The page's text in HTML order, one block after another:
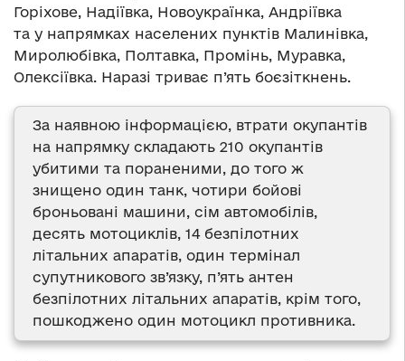
Горіхове, Надіївка, Новоукраїнка, Андріївка
та у напрямках населених пунктів Малинівка,
Миролюбівка, Полтавка, Промінь, Муравка,
Олексіївка. Наразі триває п’ять боєзіткнень.
За наявною інформацією, втрати окупантів
на напрямку складають 210 окупантів
убитими та пораненими, до того ж
знищено один танк, чотири бойові
броньовані машини, сім автомобілів,
десять мотоциклів, 14 безпілотних
літальних апаратів, один термінал
супутникового зв’язку, п’ять антен
безпілотних літальних апаратів, крім того,
пошкоджено один мотоцикл противника.